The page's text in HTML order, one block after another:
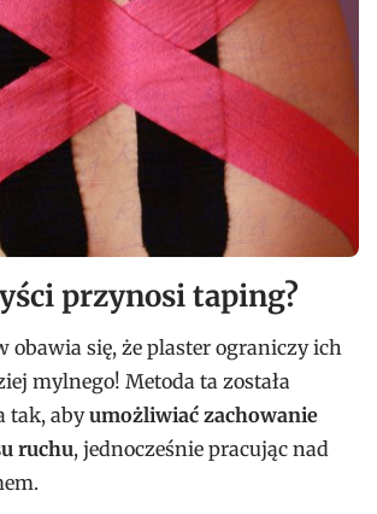
przynosi taping?
obawia się, że plaster ograniczy ich
mylnego! Metoda ta została
tak, abyumożliwiać zachowanie
ruchu, jednocześnie pracując nad